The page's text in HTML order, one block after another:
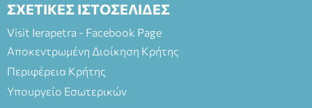
ΣΧΕΤΙΚΕΣ ΙΣΤΟΣΕΛΙΔΕΣ
Visit Ierapetra - Facebook Page
Αποκεντρωμένη Διοίκηση Κρήτης
Περιφέρεια Κρήτης
Υπουργείο Εσωτερικών